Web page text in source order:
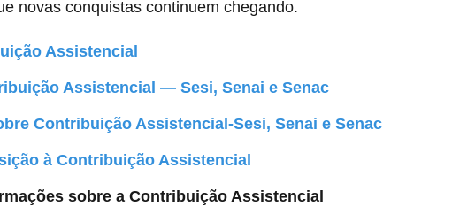
novas conquistas continuem chegando.
Assistencial
Assistencial — Sesi, Senai e Senac
Contribuição Assistencial-Sesi, Senai e Senac
à Contribuição Assistencial
sobre a Contribuição Assistencial